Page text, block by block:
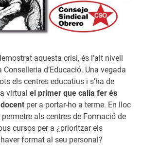
aquesta crisi, és l’alt nivell
Conselleria d’Educació. Una vegada
els centres educatius i s’ha de
virtualel primer que calia fer és
per a portar-ho a terme. En lloc
als centres de Formació de
cursos per a ¿prioritzar els
format al seu personal?